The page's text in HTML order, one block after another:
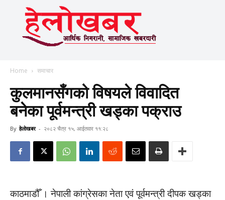
Home समाचार
कुलमानसँगको विषयले विवादित
बनेका पूर्वमन्त्री खड्का पक्राउ
By हेलाेखबर - २०८२ चैत्र १५, आईतवार ११:२८
काठमाडौँ । नेपाली कांग्रेसका नेता एवं पूर्वमन्त्री दीपक खड्का